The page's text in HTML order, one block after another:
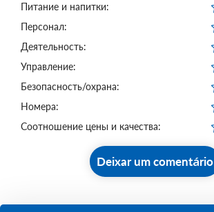
Питание и напитки:
Персонал:
Деятельность:
Управление:
Безопасность/охрана:
Номера:
Соотношение цены и качества:
Deixar um comentário